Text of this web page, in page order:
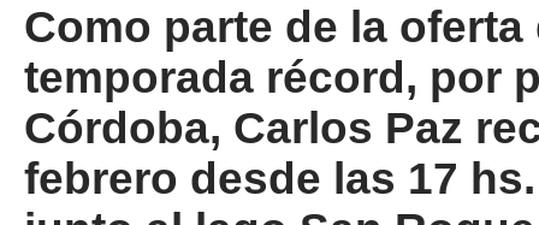
Como parte de la
temporada récord, por
Córdoba, Carlos Paz
febrero desde las 17